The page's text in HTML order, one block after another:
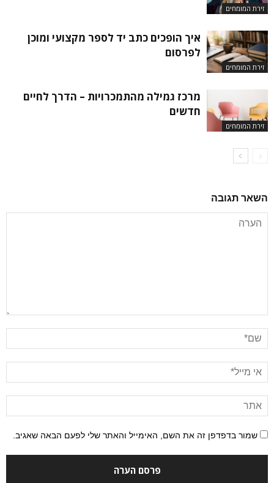
זירת המומחים
זירת המומחים
איך הופכים כתב יד לספר מקצועי ומוכן
לפרסום
זירת המומחים
מרכז גמילה מהתמכרויות – הדרך לחיים
חדשים
השאר תגובה
שמור בדפדפן זה את השם, האימייל והאתר שלי לפעם הבאה שאגיב.